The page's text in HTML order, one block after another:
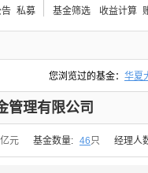
私募
基金筛选
收益计算
您浏览过的基金： 华夏
易方达上证中盘ETF联接A
管理有限公司
元 基金数量: 46只 经理人